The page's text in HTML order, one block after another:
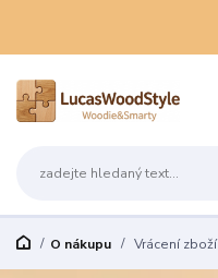
O nákupu Vrácení zboží